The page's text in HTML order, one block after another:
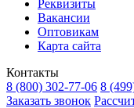
Реквизиты
Вакансии
Оптовикам
Карта сайта
Контакты
8 (800) 302-77-06 8
Заказать звонок